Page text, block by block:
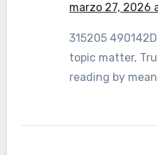
marzo 27, 2026
315205
topic matter,
reading by